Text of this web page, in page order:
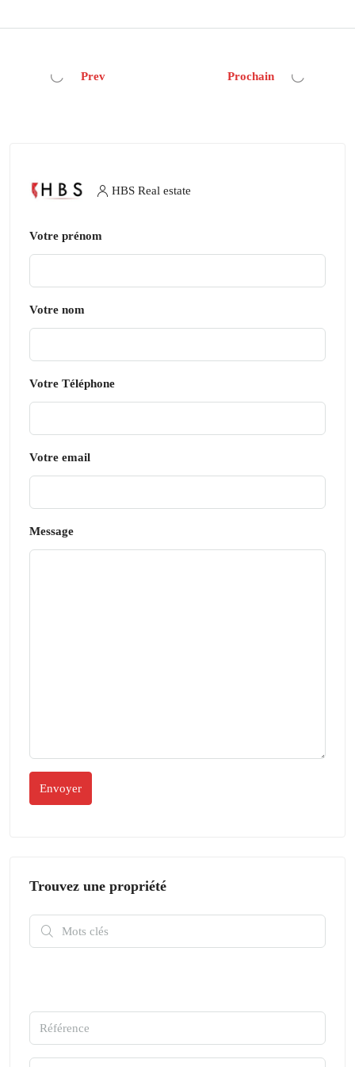
Prev Prochain
HBS Real estate
Votre prénom
Votre nom
Votre Téléphone
Votre email
Message
Trouvez une propriété